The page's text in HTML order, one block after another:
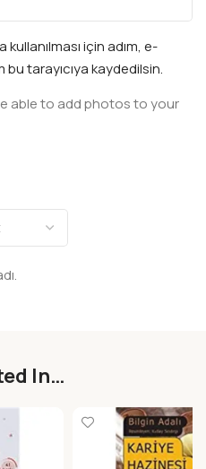
için adım, e-
tarayıcıya kaydedilsin.
able to add photos to your
In…